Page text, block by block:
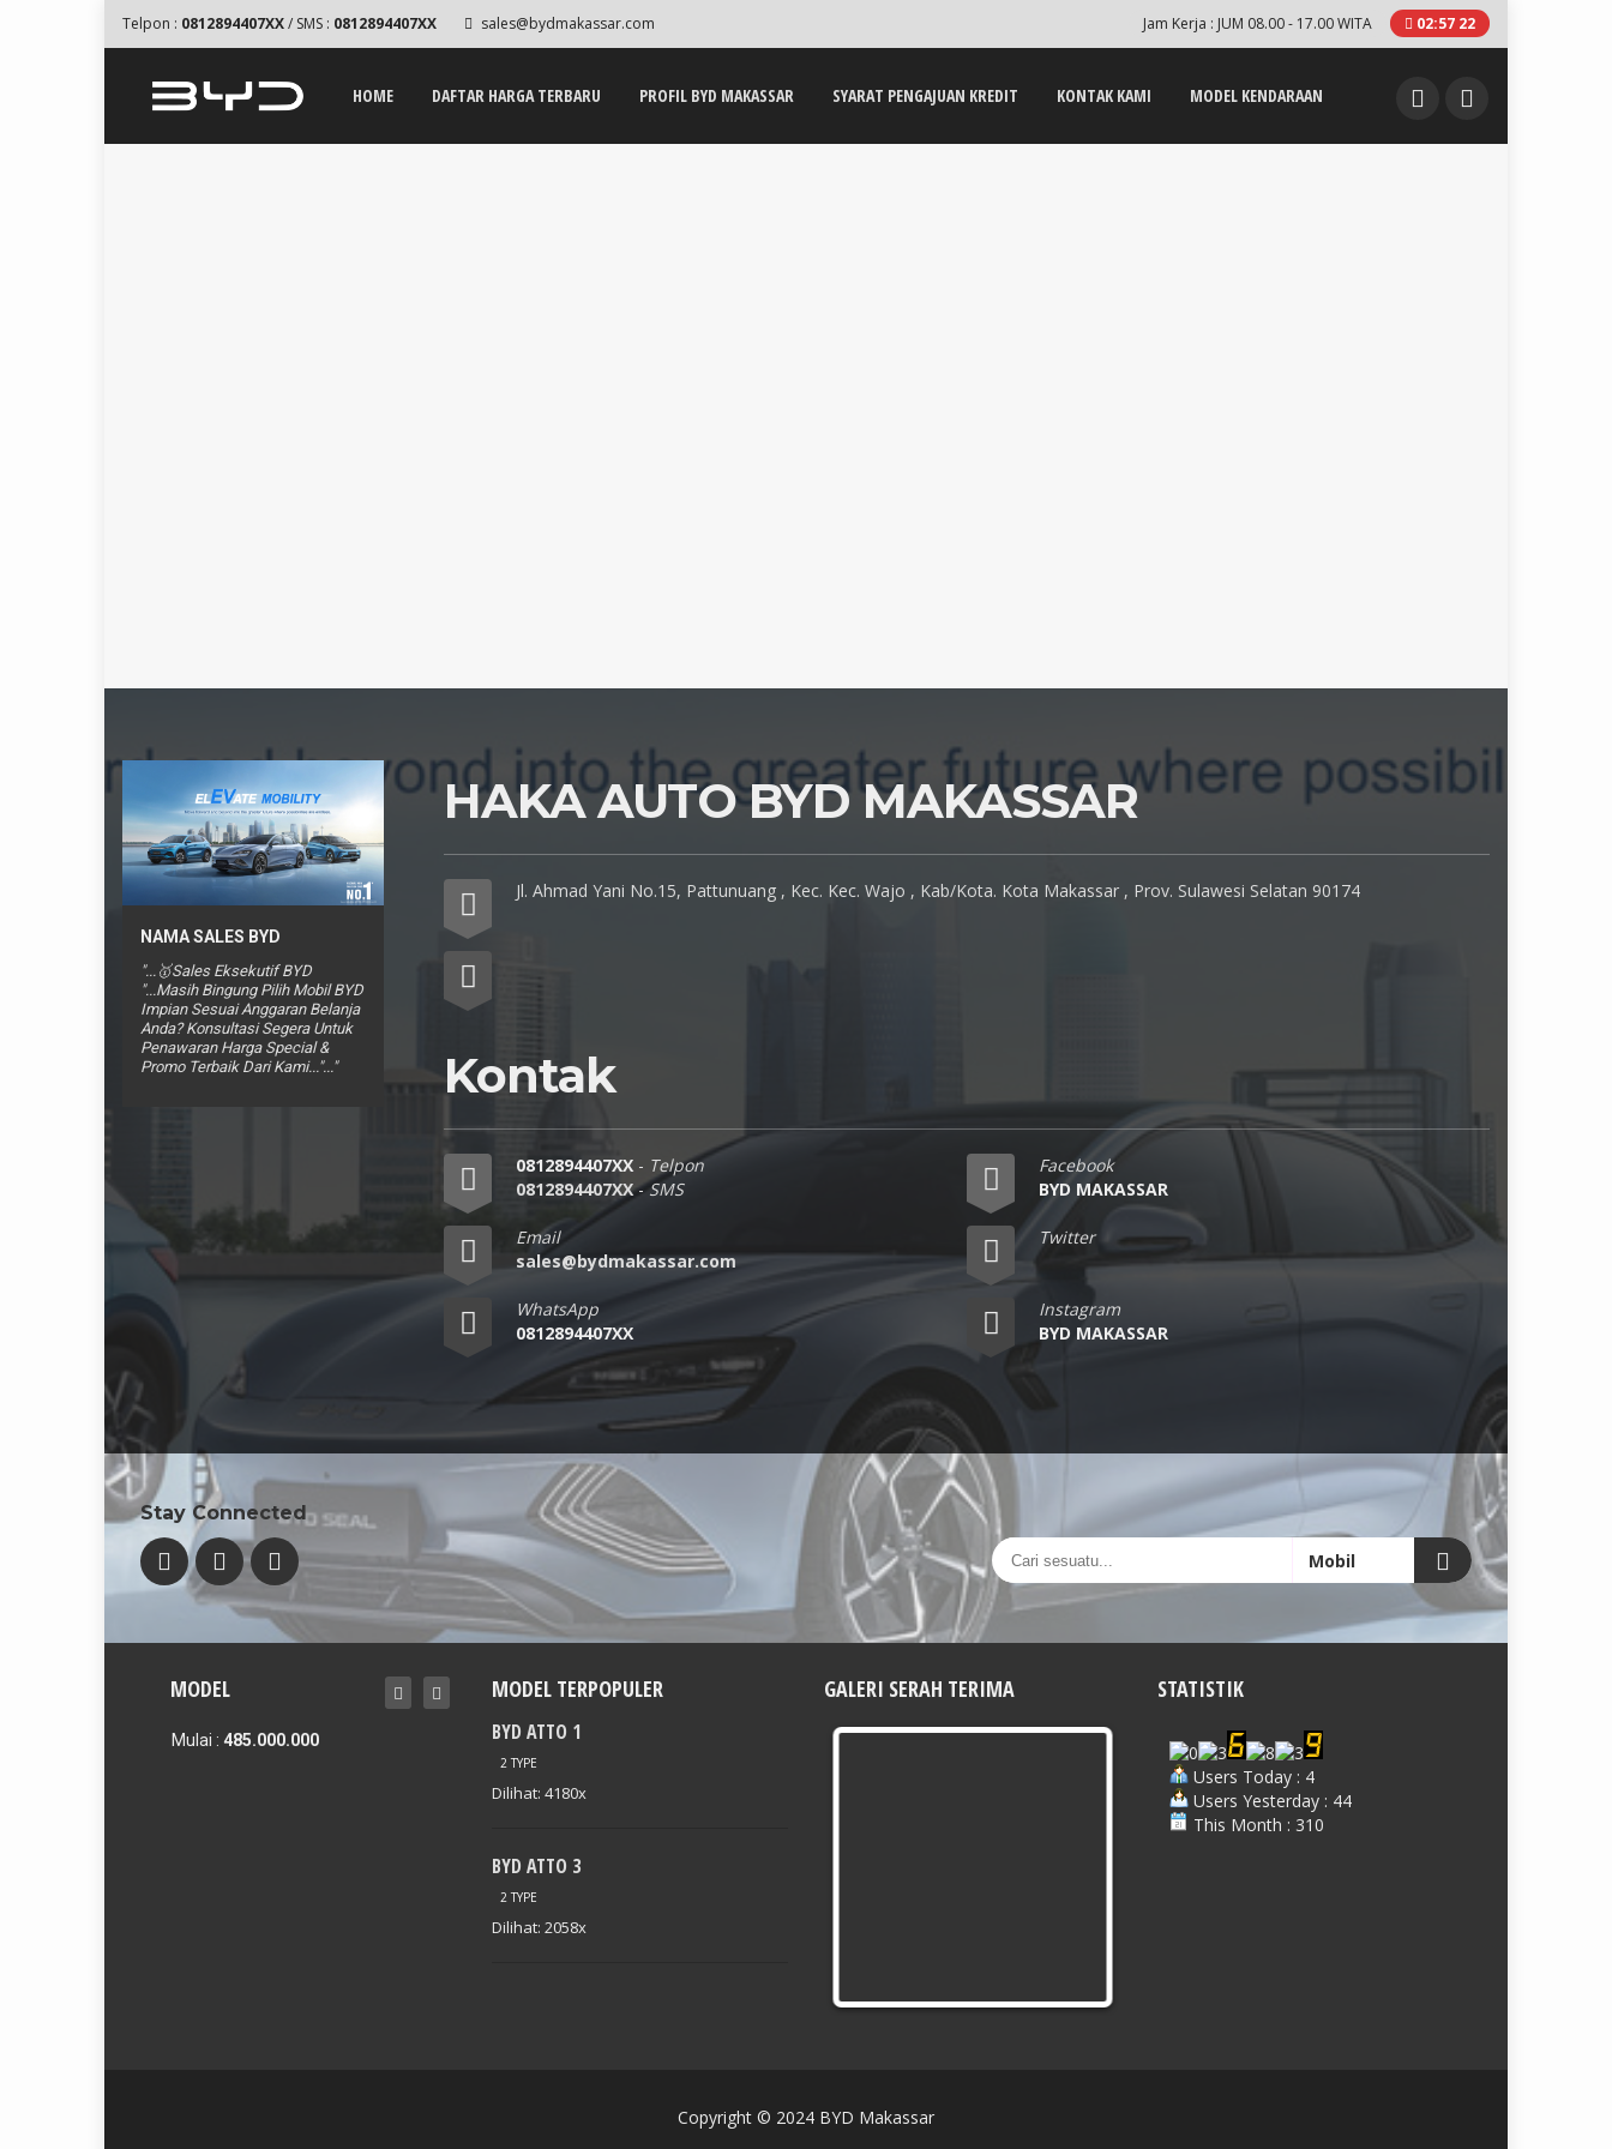
Telpon : 0812894407XX/ SMS : 0812894407XX sales@bydmakassar.com Jam Kerja : JUM 08.00 - 17.00 WITA 02:57 22
HOME DAFTAR HARGA TERBARU PROFIL BYD MAKASSAR SYARAT PENGAJUAN KREDIT KONTAK KAMI MODEL KENDARAAN
NAMA SALES BYD
"...🥇Sales Eksekutif BYD
"...Masih Bingung Pilih Mobil BYD
Impian Sesuai Anggaran Belanja
Anda? Konsultasi Segera Untuk
Penawaran Harga Special &
Promo Terbaik Dari Kami..."..."
HAKA AUTO BYD MAKASSAR
Jl. Ahmad Yani No.15, Pattunuang , Kec. Kec. Wajo , Kab/Kota. Kota Makassar , Prov. Sulawesi Selatan 90174
Kontak
0812894407XX - Telpon
0812894407XX-SMS
Email
sales@bydmakassar.com
WhatsApp
0812894407XX
Facebook
BYD MAKASSAR
Twitter
Instagram
BYD MAKASSAR
Stay Connected
MODELBYD ATTO 3
Mulai : 485.000.000
BYD SEAL
Mulai :650.000.000
BYD ATTO 3
Mulai :485.000.000
MODEL TERPOPULER
BYD ATTO 1
2 TYPE
Dilihat: 4180x
BYD ATTO 3
2 TYPE
Dilihat: 2058x
GALERI SERAH TERIMA STATISTIK
Users Today : 4
Users Yesterday : 44
This Month : 310
Copyright © 2024 BYD Makassar